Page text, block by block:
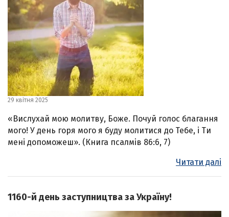
29 квітня 2025
«Вислухай мою молитву, Боже. Почуй голос благання
мого! У день горя мого я буду молитися до Тебе, і Ти
мені допоможеш». (Книга псалмів 86:6, 7)
Читати далі
1160-й день заступництва за Україну!